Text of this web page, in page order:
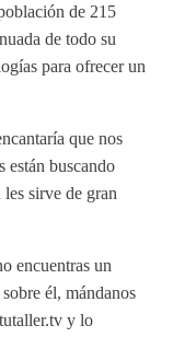
de 215
de todo su
para ofrecer un
que nos
están buscando
sirve de gran
encuentras un
él, mándanos
y lo